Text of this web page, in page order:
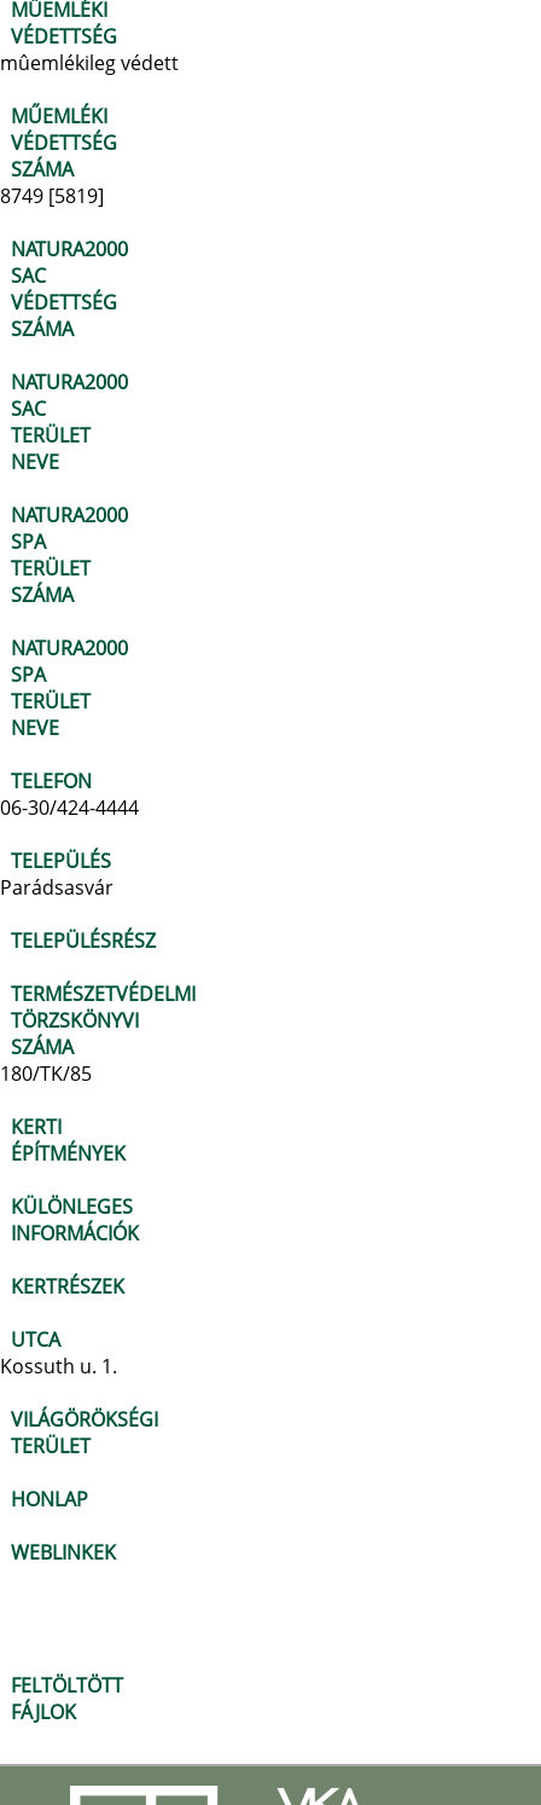
MŰEMLÉKI
VÉDETTSÉG
mûemlékileg védett
MŰEMLÉKI
VÉDETTSÉG
SZÁMA
8749 [5819]
NATURA2000
SAC
VÉDETTSÉG
SZÁMA
NATURA2000
SAC
TERÜLET
NEVE
NATURA2000
SPA
TERÜLET
SZÁMA
NATURA2000
SPA
TERÜLET
NEVE
TELEFON
06-30/424-4444
TELEPÜLÉS
Parádsasvár
TELEPÜLÉSRÉSZ
TERMÉSZETVÉDELMI
TÖRZSKÖNYVI
SZÁMA
180/TK/85
KERTI
ÉPÍTMÉNYEK
KÜLÖNLEGES
INFORMÁCIÓK
KERTRÉSZEK
UTCA
Kossuth u. 1.
VILÁGÖRÖKSÉGI
TERÜLET
HONLAP
WEBLINKEK
FELTÖLTÖTT
FÁJLOK